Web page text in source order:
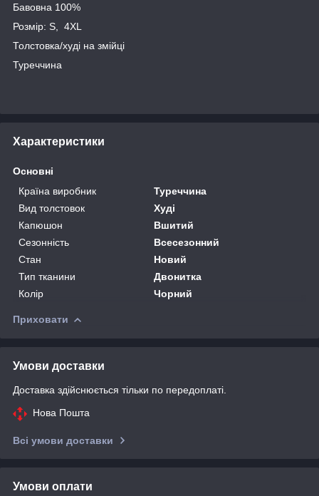
Бавовна 100%
Розмір: S, 4XL
Толстовка/худi на змійці
Туреччина
Характеристики
Основні
Країна виробник
Туреччина
Вид толстовок
Худі
Капюшон
Вшитий
Сезонність
Всесезонний
Стан
Новий
Тип тканини
Двонитка
Колір
Чорний
Приховати
Умови доставки
Доставка здійснюється тільки по передоплаті.
Нова Пошта
Всі умови доставки
Умови оплати